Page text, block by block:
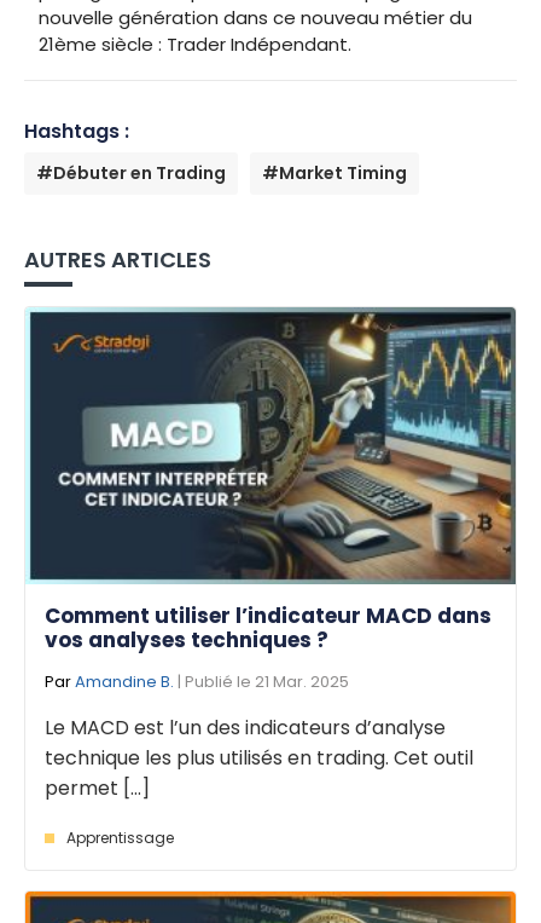
nouvelle génération dans ce nouveau métier du
21ème siècle : Trader Indépendant.
Hashtags :
#Débuter en Trading #Market Timing
AUTRES ARTICLES
Comment utiliser l’indicateur MACD dans
vos analyses techniques ?
ParAmandine B. | Publié le 21 Mar. 2025
Le MACD est l’un des indicateurs d’analyse
technique les plus utilisés en trading. Cet outil
permet [...]
Apprentissage